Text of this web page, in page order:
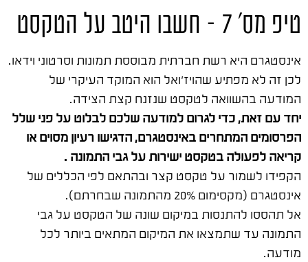
טיפ מס' 7 – חשבו היטב על הטקסט
אינסטגרם היא רשת חברתית מבוססת תמונות וסרטוני וידאו.
לכן זה לא מפתיע שהויז’ואל הוא המוקד העיקרי של
המודעה בהשוואה לטקסט שנזנח קצת הצידה.
יחד עם זאת, כדי לגרום למודעה שלכם לבלוט על פני שלל
הפרסומים המתחרים באינסטגרם, הדגישו רעיון מסוים או
קריאה לפעולה בטקסט ישירות על גבי התמונה .
הקפידו לשמור על טקסט קצר ובהתאם לפי הכללים של
אינסטגרם (מקסימום 20% מהתמונה שבחרתם).
אל תהססו להתנסות במיקום שונה של הטקסט על גבי
התמונה עד שתמצאו את המיקום המתאים ביותר לכל
מודעה.